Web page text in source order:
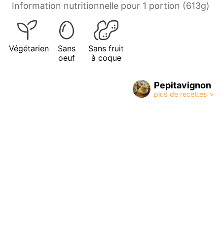
Information nutritionnelle pour 1 portion (613g)
Végétarien
Sans
oeuf
Sans fruit
à coque
Pepitavignon